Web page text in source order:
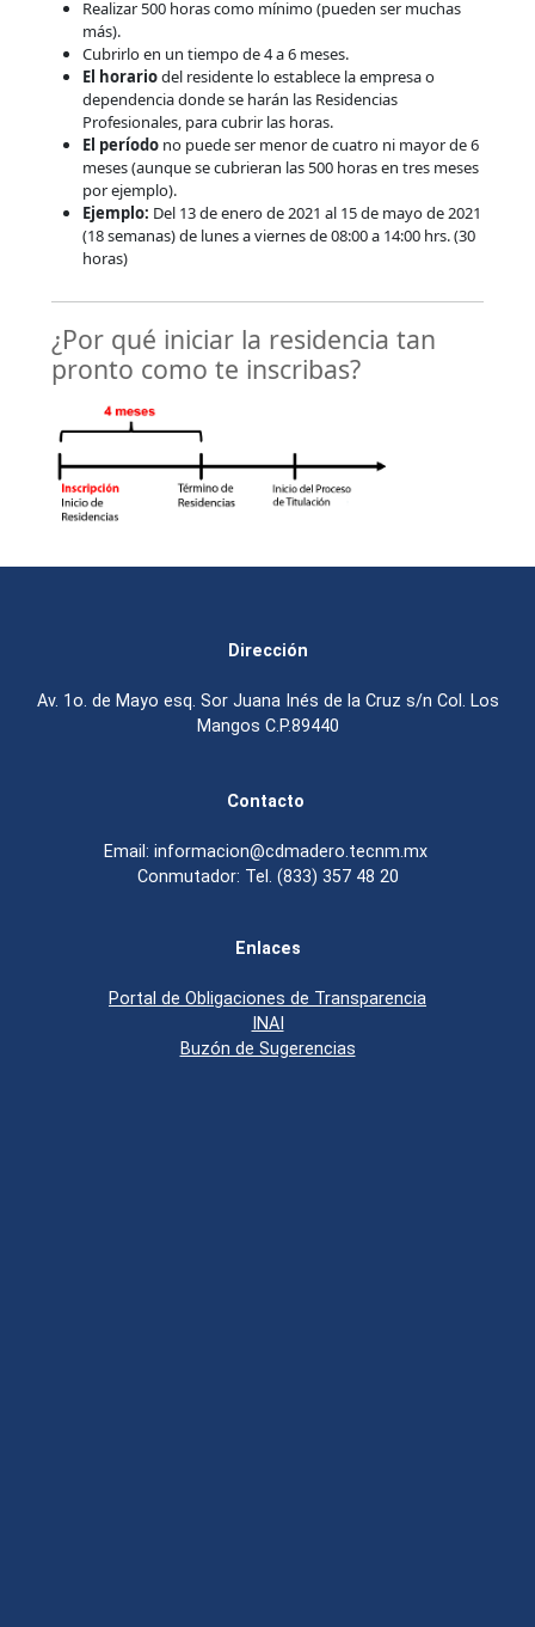
Realizar 500 horas como mínimo (pueden ser muchas
más).
Cubrirlo en un tiempo de 4 a 6 meses.
El horariodel residente lo establece la empresa o
dependencia donde se harán las Residencias
Profesionales, para cubrir las horas.
El período no puede ser menor de cuatro ni mayor de 6
meses (aunque se cubrieran las 500 horas en tres meses
por ejemplo).
Ejemplo: Del 13 de enero de 2021 al 15 de mayo de 2021
(18 semanas) de lunes a viernes de 08:00 a 14:00 hrs. (30
horas)
¿Por qué iniciar la residencia tan
pronto como te inscribas?
Dirección
Av. 1o. de Mayo esq. Sor Juana Inés de la Cruz s/n Col. Los
Mangos C.P.89440
Contacto
Email: informacion@cdmadero.tecnm.mx
Conmutador: Tel. (833) 357 48 20
Enlaces
Portal de Obligaciones de Transparencia
INAI
Buzón de Sugerencias